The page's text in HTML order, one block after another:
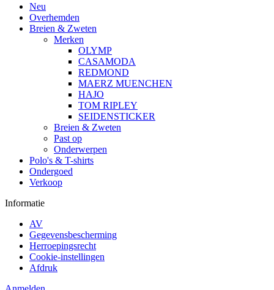
Neu
Overhemden
Breien & Zweten
Merken
OLYMP
CASAMODA
REDMOND
MAERZ MUENCHEN
HAJO
TOM RIPLEY
SEIDENSTICKER
Breien & Zweten
Past op
Onderwerpen
Polo's & T-shirts
Ondergoed
Verkoop
Informatie
AV
Gegevensbescherming
Herroepingsrecht
Cookie-instellingen
Afdruk